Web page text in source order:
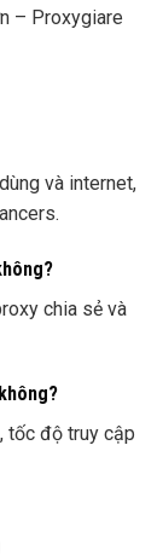
– Proxygiare
và internet,
chia sẻ và
tốc độ truy cập